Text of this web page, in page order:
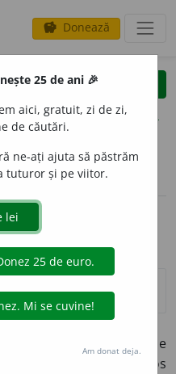
savings Donează
clear
opțiuni
mine”) – Ghid, sau cărțulie
sau altă broșură de folos
25 de ani 🎉
aici, gratuit, zi de zi,
de căutări.
ne-ați ajuta să păstrăm
tuturor și pe viitor.
Am donat deja.